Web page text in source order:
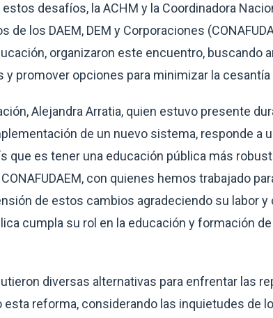
desafíos, la ACHM y la Coordinadora
de los DAEM, DEM y Corporaciones
organizaron este encuentro, buscando
promover opciones para minimizar la cesantía
Alejandra Arratia, quien estuvo presente
de un nuevo sistema, responde a
que es tener una educación pública más
con quienes hemos trabajado
de estos cambios agradeciendo su labor y
cumpla su rol en la educación y formación
diversas alternativas para enfrentar las
esta reforma, considerando las inquietudes de